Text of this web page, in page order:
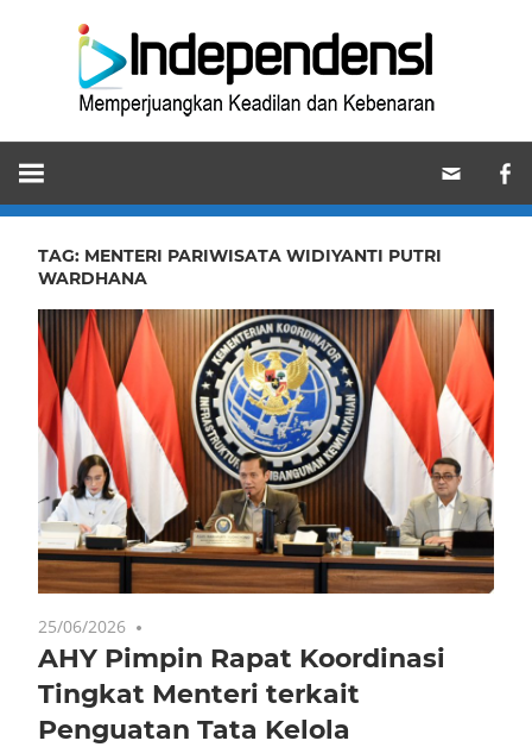
Memperjuangkan
Keadilan
dan
Kebenaran
TAG: MENTERI PARIWISATA WIDIYANTI PUTRI
WARDHANA
25/06/2026
AHY Pimpin Rapat Koordinasi
Tingkat Menteri terkait
Penguatan Tata Kelola